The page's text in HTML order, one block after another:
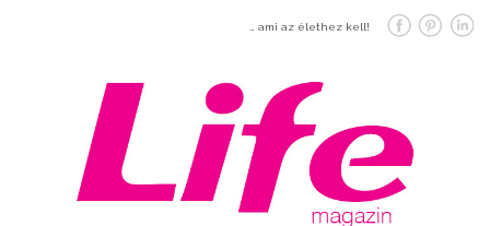
… ami az élethez kell!